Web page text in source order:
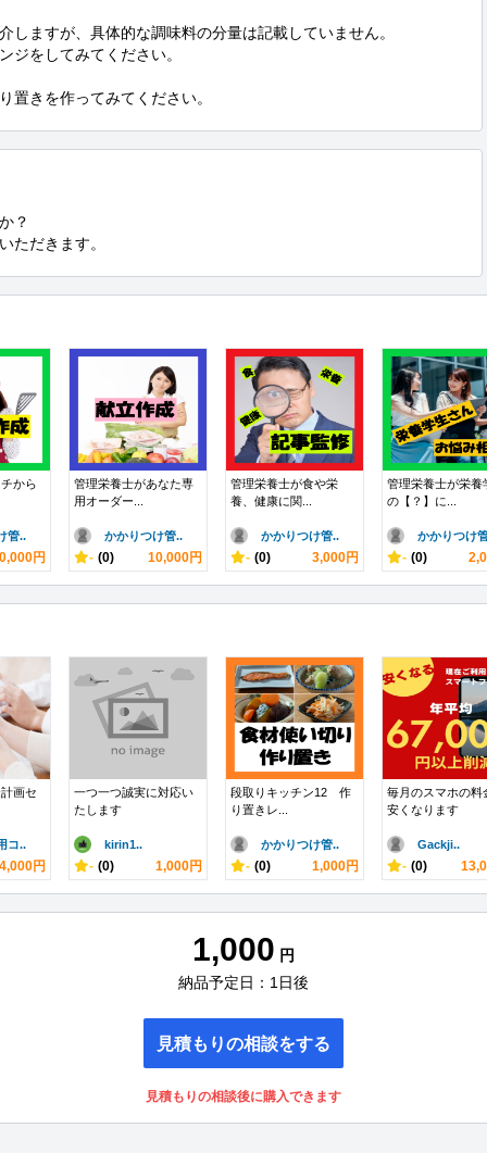
しますが、具体的な調味料の分量は記載していません。
ジをしてみてください。
置きを作ってみてください。
？
ただきます。
から
管..
円
管理栄養士があなた専
用オーダー...
かかりつけ管..
- (0) 10,000円
管理栄養士が食や栄
養、健康に関...
かかりつけ管..
- (0) 3,000円
管理栄養士が栄養
の【？】に...
かかりつけ
- (0)
画セ
コ..
4,000円
一つ一つ誠実に対応い
たします
kirin1..
- (0) 1,000円
段取りキッチン12 作
り置きレ...
かかりつけ管..
- (0) 1,000円
毎月のスマホの料
安くなります
Gackji..
- (0)
1,000 円
納品予定日：1日後
見積もりの相談をする
見積もりの相談後に購入できます